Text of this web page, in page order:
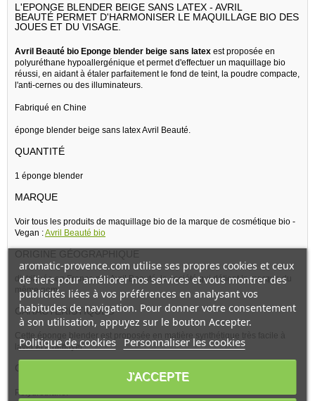
L'EPONGE BLENDER BEIGE SANS LATEX - AVRIL
BEAUTÉ PERMET D'HARMONISER LE MAQUILLAGE BIO DES
JOUES ET DU VISAGE.
Avril Beauté bio Eponge blender beige sans latex est proposée en
polyuréthane hypoallergénique et permet d'effectuer un maquillage bio
réussi, en aidant à étaler parfaitement le fond de teint, la poudre compacte,
l'anti-cernes ou des illuminateurs.
Fabriqué en Chine
éponge blender beige sans latex Avril Beauté.
QUANTITÉ
1 éponge blender
MARQUE
Voir tous les produits de maquillage bio de la marque de cosmétique bio -
Vegan :Avril Beauté bio
ORIGINE GÉOGRAPHIQUE
distribuée en France par Avril Beauté, la société qui détient la marque du
même nom.
CARACTÉRISTIQUES
Cette éponge blender est proposée en matière synthétique très facile à
laver et à nettoyer
COMPOSITION
Polyuréthane.
aromatic-provence.com utilise ses propres cookies et ceux
de tiers pour améliorer nos services et vous montrer des
publicités liées à vos préférences en analysant vos
habitudes de navigation. Pour donner votre consentement
à son utilisation, appuyez sur le bouton Accepter.
Politique de cookies Personnaliser les cookies
J'ACCEPTE